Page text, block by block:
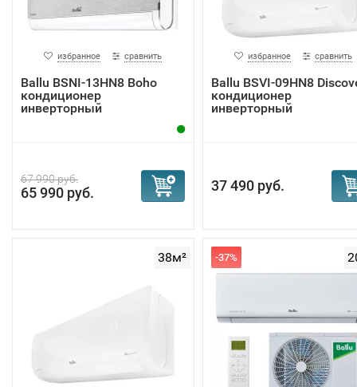
избранное сравнить
Ballu BSNI-13HN8 Boho
кондиционер
инверторный
67 990 руб.
65 990 руб.
избранное сравнить
Ballu BSVI-09HN8
кондиционер
инверторный
37 490 руб.
38м² -37%